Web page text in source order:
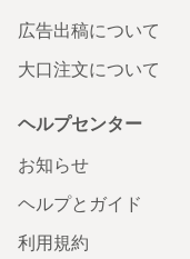
広告出稿について
大口注文について
ヘルプセンター
お知らせ
ヘルプとガイド
利用規約